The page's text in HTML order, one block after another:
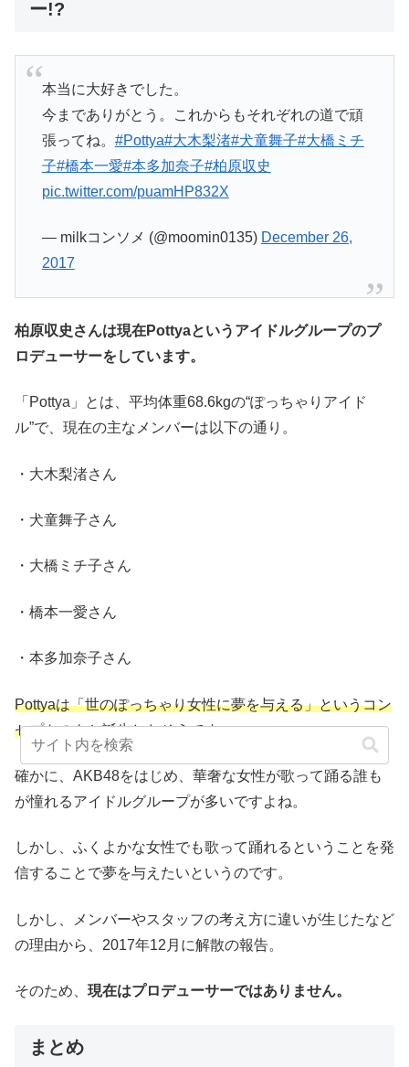
ー!?
本当に大好きでした。
今までありがとう。これからもそれぞれの道で頑
張ってね。 #Pottya#大木梨渚#犬童舞子#大橋ミチ
子#橋本一愛#本多加奈子#柏原収史
pic.twitter.com/puamHP832X
— milkコンソメ (@moomin0135) December 26,
2017
柏原収史さんは現在Pottyaというアイドルグループのプ
ロデューサーをしています。
「Pottya」とは、平均体重68.6kgの“ぽっちゃりアイド
ル”で、現在の主なメンバーは以下の通り。
・大木梨渚さん
・犬童舞子さん
・大橋ミチ子さん
・橋本一愛さん
・本多加奈子さん
Pottyaは「世のぽっちゃり女性に夢を与える」というコン
セプトのもと誕生したそうです。
確かに、AKB48をはじめ、華奢な女性が歌って踊る誰も
が憧れるアイドルグループが多いですよね。
しかし、ふくよかな女性でも歌って踊れるということを発
信することで夢を与えたいというのです。
しかし、メンバーやスタッフの考え方に違いが生じたなど
の理由から、2017年12月に解散の報告。
そのため、 現在はプロデューサーではありません。
まとめ